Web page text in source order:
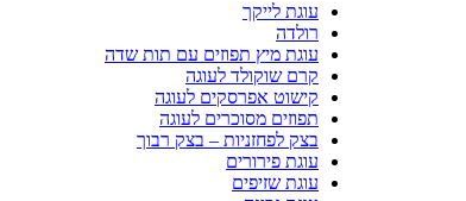
עוגת לייקך
רולדה
עוגת מיץ תפוזים עם תות שדה
קרם שוקולד לעוגה
קישוט אפרסקים לעוגה
תפוזים מסוכרים לעוגה
בצק לפחזניות – בצק רבוך
עוגת פירורים
עוגת שזיפים